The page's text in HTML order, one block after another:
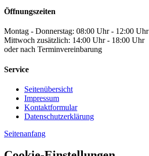
Öffnungszeiten
Montag - Donnerstag: 08:00 Uhr - 12:00 Uhr
Mittwoch zusätzlich: 14:00 Uhr - 18:00 Uhr
oder nach Terminvereinbarung
Service
Seitenübersicht
Impressum
Kontaktformular
Datenschutzerklärung
Seitenanfang